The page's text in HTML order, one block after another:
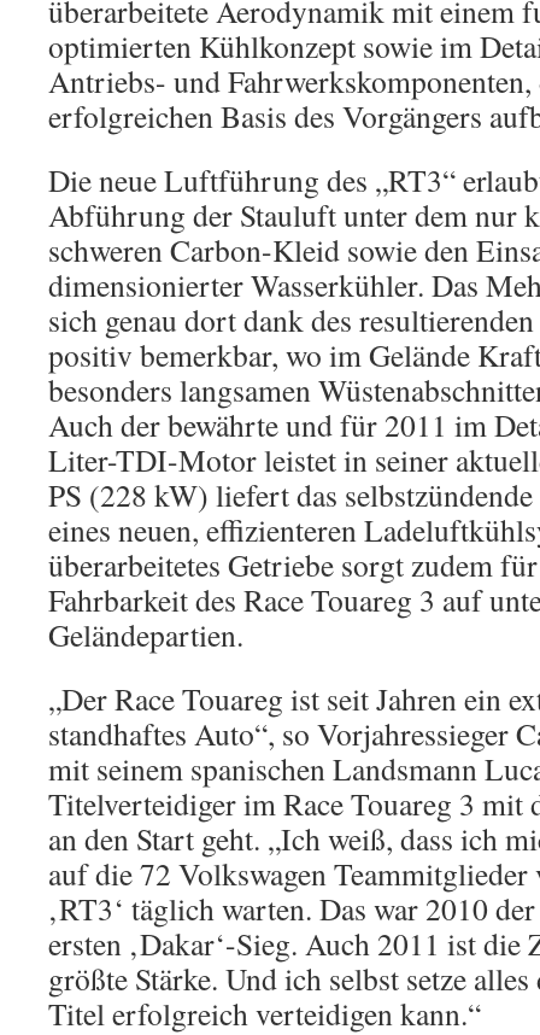
überarbeitete Aerodynamik mit einem
optimierten Kühlkonzept sowie im
Antriebs- und
erfolgreichen Basis des Vorgängers
Die neue Luftführung des „RT3“
Abführung der Stauluft unter dem nur
schweren Carbon-Kleid sowie den
dimensionierter Wasserkühler. Das
sich genau dort dank des
positiv bemerkbar, wo im Gelände
besonders langsamen
Auch der bewährte und für 2011 im
Liter-TDI-Motor leistet in seiner
PS (228 kW) liefert das
eines neuen, effizienteren
überarbeitetes Getriebe sorgt zudem
Fahrbarkeit des Race Touareg 3 auf
Geländepartien.
„Der Race Touareg ist seit Jahren ein
standhaftes Auto“, so Vorjahressieger
mit seinem spanischen Landsmann
Titelverteidiger im Race Touareg 3 mit
an den Start geht. „Ich weiß, dass ich
auf die 72 Volkswagen Teammitglieder
‚RT3‘ täglich warten. Das war 2010
ersten ‚Dakar‘-Sieg. Auch 2011 ist die
größte Stärke. Und ich selbst setze
Titel erfolgreich verteidigen kann.“